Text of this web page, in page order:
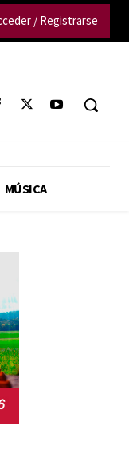
/ Registrarse
MÚSICA